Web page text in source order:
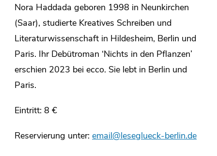
Nora Haddada geboren 1998 in Neunkirchen
(Saar), studierte Kreatives Schreiben und
Literaturwissenschaft in Hildesheim, Berlin und
Paris. Ihr Debütroman ‘Nichts in den Pflanzen’
erschien 2023 bei ecco. Sie lebt in Berlin und
Paris.
Eintritt: 8 €
Reservierung unter: email@leseglueck-berlin.de